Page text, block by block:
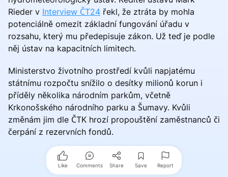
Rieder v Interview ČT24 řekl, že ztráta by mohla
potenciálně omezit základní fungování úřadu v
rozsahu, který mu předepisuje zákon. Už teď je podle
něj ústav na kapacitních limitech.
Ministerstvo životního prostředí kvůli napjatému
státnímu rozpočtu snížilo o desítky milionů korun i
příděly několika národním parkům, včetně
Krkonošského národního parku a Šumavy. Kvůli
změnám jim dle ČTK hrozí propouštění zaměstnanců či
čerpání z rezervních fondů.
Like Comments Share Save Report